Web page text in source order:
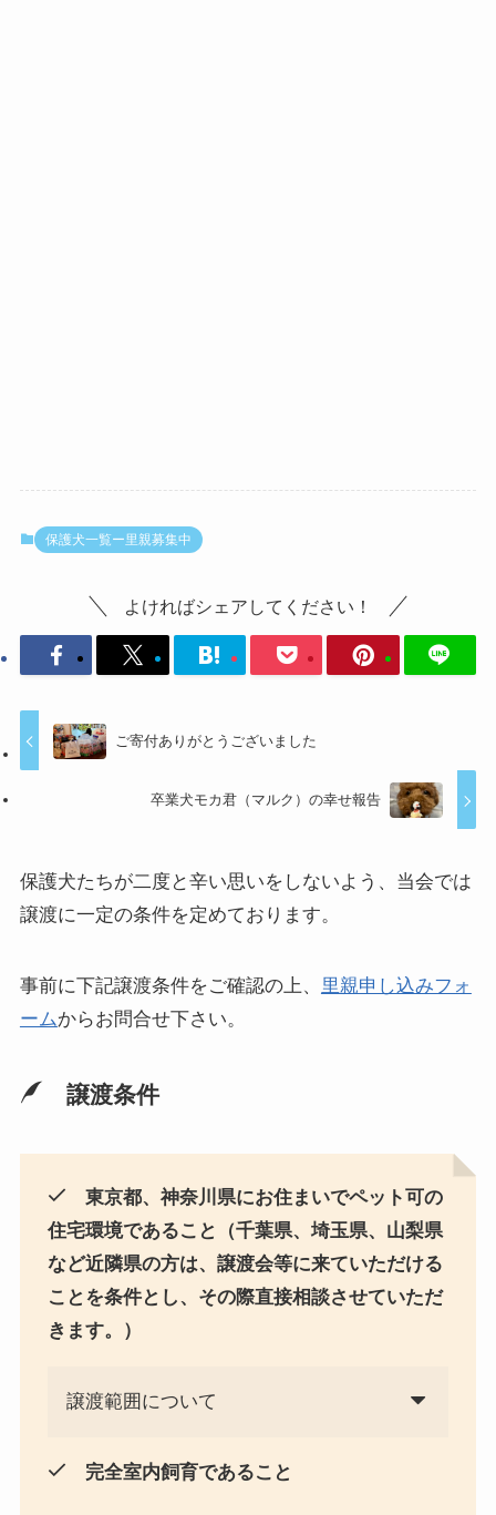
保護犬一覧ー里親募集中
よければシェアしてください！
ご寄付ありがとうございました
卒業犬モカ君（マルク）の幸せ報告
保護犬たちが二度と辛い思いをしないよう、当会では
譲渡に一定の条件を定めております。
事前に下記譲渡条件をご確認の上、
里親申し込みフォ
ームからお問合せ下さい。
譲渡条件
東京都、神奈川県にお住まいでペット可の
住宅環境であること（千葉県、埼玉県、山梨県
など近隣県の方は、譲渡会等に来ていただける
ことを条件とし、その際直接相談させていただ
きます。）
譲渡範囲について
完全室内飼育であること